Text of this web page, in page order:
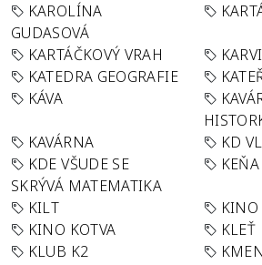
KAROLÍNA
GUDASOVÁ
KARTÁČKOVÝ VRAH
KATEDRA GEOGRAFIE
KÁVA
KAVÁRNA
KD
KDE VŠUDE SE
SKRÝVÁ MATEMATIKA
KEŇA
KILT
KINO
KINO KOTVA
KLEŤ
KLUB K2